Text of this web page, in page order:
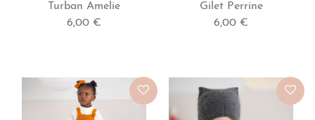
Turban Amelie
6,00 €
Gilet Perrine
6,00 €